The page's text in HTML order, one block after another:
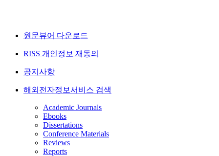
원문뷰어 다운로드
RISS 개인정보 재동의
공지사항
해외전자정보서비스 검색
Academic Journals
Ebooks
Dissertations
Conference Materials
Reviews
Reports